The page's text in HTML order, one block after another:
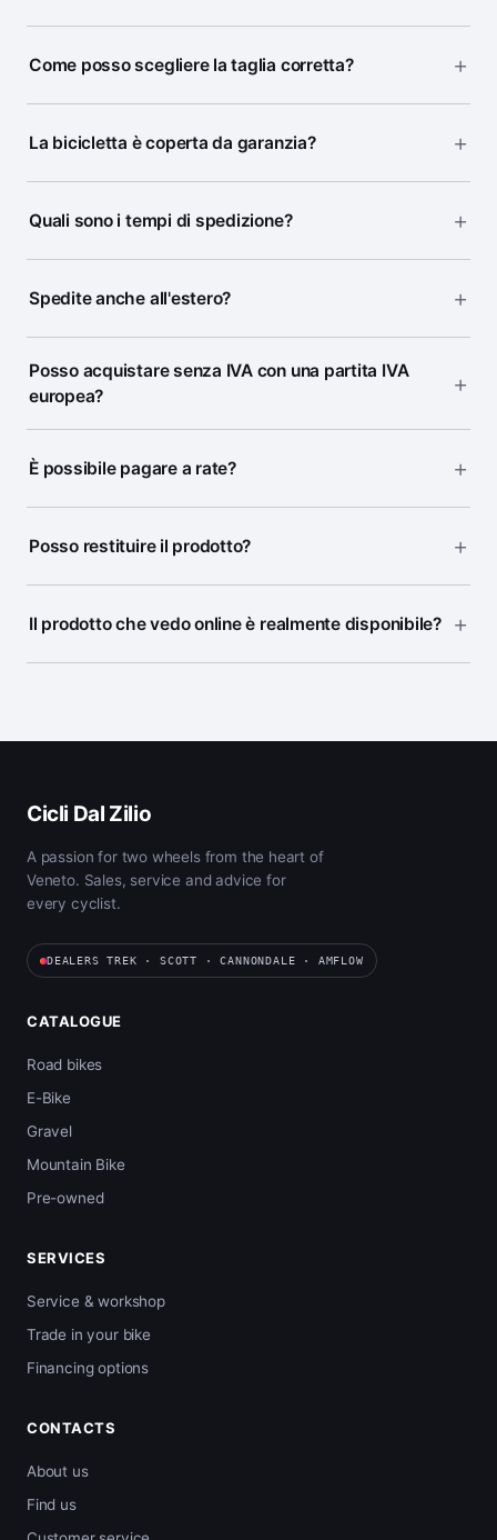
Come posso scegliere la taglia corretta?
La bicicletta è coperta da garanzia?
Quali sono i tempi di spedizione?
Spedite anche all'estero?
Posso acquistare senza IVA con una partita IVA
europea?
È possibile pagare a rate?
Posso restituire il prodotto?
Il prodotto che vedo online è realmente disponibile?
Cicli Dal Zilio
A passion for two wheels from the heart of
Veneto. Sales, service and advice for
every cyclist.
DEALERS TREK · SCOTT · CANNONDALE · AMFLOW
CATALOGUE
Road bikes
E-Bike
Gravel
Mountain Bike
Pre-owned
SERVICES
Service & workshop
Trade in your bike
Financing options
CONTACTS
About us
Find us